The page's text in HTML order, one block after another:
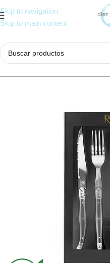
Skip to navigation
Skip to main content